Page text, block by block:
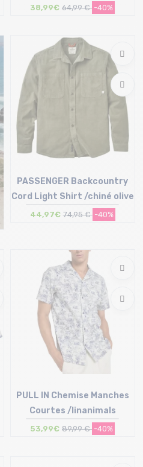
25 | 26
38,99€ 64,99 € -40%
S | L
PASSENGER Backcountry
Cord Light Shirt /chiné olive
44,97€ 74,95 € -40%
PULL IN Chemise Manches
Courtes /linanimals
53,99€ 89,99 € -40%